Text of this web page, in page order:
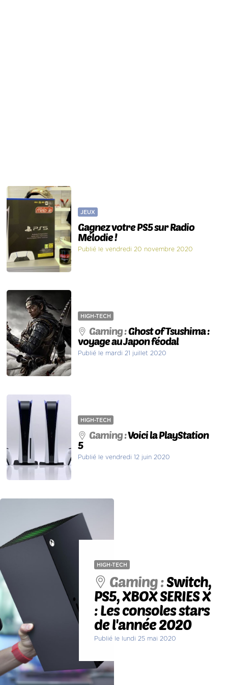
JEUX
Gagnez votre PS5 sur Radio
Mélodie !
Publié le vendredi 20 novembre 2020
HIGH-TECH
Gaming :Ghost of Tsushima :
voyage au Japon féodal
Publié le mardi 21 juillet 2020
HIGH-TECH
Gaming :Voici la PlayStation
5
Publié le vendredi 12 juin 2020
HIGH-TECH
Gaming :Switch,
PS5, XBOX SERIES X
: Les consoles stars
de l'année 2020
Publié le lundi 25 mai 2020